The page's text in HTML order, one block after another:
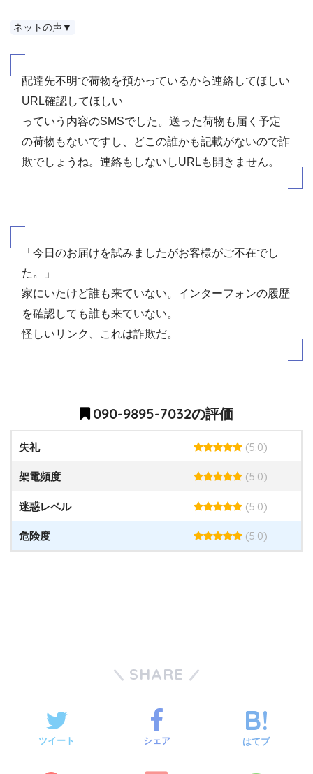
ネットの声▼
配達先不明で荷物を預かっているから連絡してほしい
URL確認してほしい
っていう内容のSMSでした。送った荷物も届く予定
の荷物もないですし、どこの誰かも記載がないので詐
欺でしょうね。連絡もしないしURLも開きません。
「今日のお届けを試みましたがお客様がご不在でし
た。」
家にいたけど誰も来ていない。インターフォンの履歴
を確認しても誰も来ていない。
怪しいリンク、これは詐欺だ。
090-9895-7032の評価
失礼 (5.0)
架電頻度 (5.0)
迷惑レベル (5.0)
危険度 (5.0)
SHARE
ツイート シェア はてブ